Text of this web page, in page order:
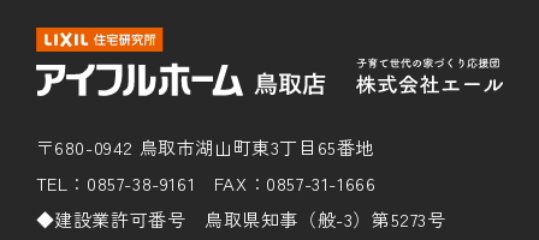
〒680-0942 鳥取市湖山町東3丁目65番地
TEL：0857-38-9161 FAX：0857-31-1666
◆建設業許可番号 鳥取県知事（般-3）第5273号